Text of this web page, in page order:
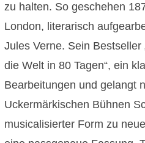
zu halten. So geschehen
London, literarisch
Jules Verne. Sein Bestseller
die Welt in 80 Tagen“, ein
Bearbeitungen und gelangt
Uckermärkischen Bühnen
musicalisierter Form zu